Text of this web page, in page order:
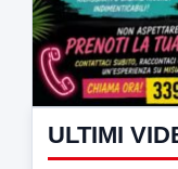
ULTIMI